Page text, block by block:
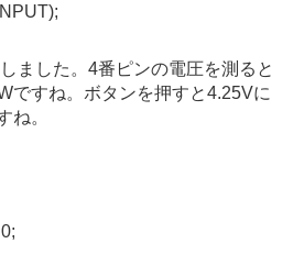
ました。4番ピンの電圧を測ると
ですね。ボタンを押すと4.25Vに
ね。